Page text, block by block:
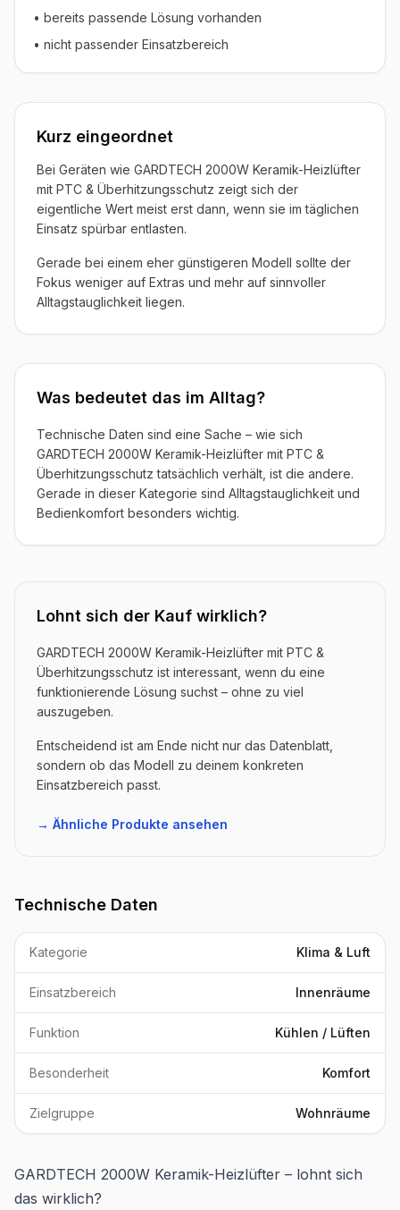
• bereits passende Lösung vorhanden
• nicht passender Einsatzbereich
Kurz eingeordnet
Bei Geräten wie GARDTECH 2000W Keramik-Heizlüfter
mit PTC & Überhitzungsschutz zeigt sich der
eigentliche Wert meist erst dann, wenn sie im täglichen
Einsatz spürbar entlasten.
Gerade bei einem eher günstigeren Modell sollte der
Fokus weniger auf Extras und mehr auf sinnvoller
Alltagstauglichkeit liegen.
Was bedeutet das im Alltag?
Technische Daten sind eine Sache – wie sich
GARDTECH 2000W Keramik-Heizlüfter mit PTC &
Überhitzungsschutz tatsächlich verhält, ist die andere.
Gerade in dieser Kategorie sind Alltagstauglichkeit und
Bedienkomfort besonders wichtig.
Lohnt sich der Kauf wirklich?
GARDTECH 2000W Keramik-Heizlüfter mit PTC &
Überhitzungsschutz ist interessant, wenn du eine
funktionierende Lösung suchst – ohne zu viel
auszugeben.
Entscheidend ist am Ende nicht nur das Datenblatt,
sondern ob das Modell zu deinem konkreten
Einsatzbereich passt.
→ Ähnliche Produkte ansehen
Technische Daten
Kategorie Klima & Luft
Einsatzbereich Innenräume
Funktion Kühlen / Lüften
Besonderheit Komfort
Zielgruppe Wohnräume
GARDTECH 2000W Keramik-Heizlüfter – lohnt sich
das wirklich?